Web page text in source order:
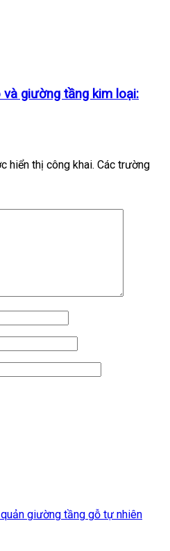
giường tầng kim loại:
hiển thị công khai. Các trường
giường tầng gỗ tự nhiên